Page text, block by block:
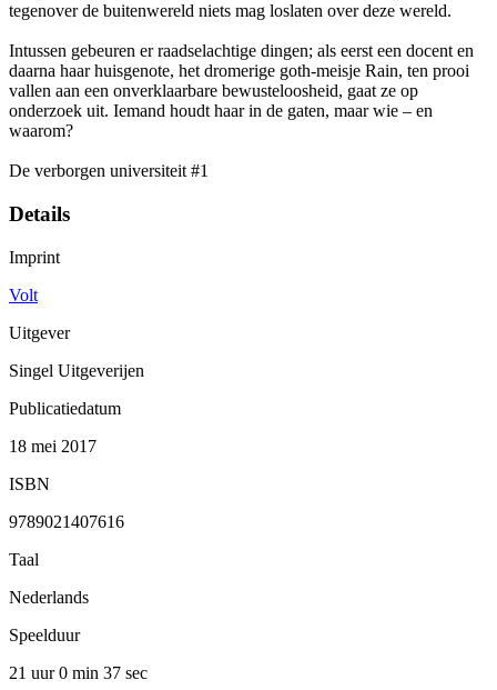
tegenover de buitenwereld niets mag loslaten over deze wereld.
Intussen gebeuren er raadselachtige dingen; als eerst een docent en
daarna haar huisgenote, het dromerige goth-meisje Rain, ten prooi
vallen aan een onverklaarbare bewusteloosheid, gaat ze op
onderzoek uit. Iemand houdt haar in de gaten, maar wie – en
waarom?
De verborgen universiteit #1
Details
Imprint
Volt
Uitgever
Singel Uitgeverijen
Publicatiedatum
18 mei 2017
ISBN
9789021407616
Taal
Nederlands
Speelduur
21 uur 0 min 37 sec